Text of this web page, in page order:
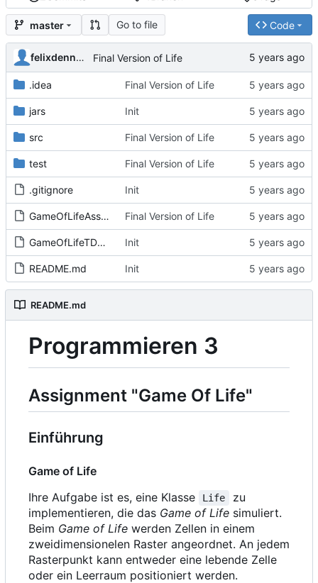
master Go to file Code
felixdennerlein Final Version of Life
.idea Final Version of Life
jars Init
src Final Version of Life
test Final Version of Life
.gitignore Init
GameOfLifeAssignment.iml Final Version of Life
GameOfLifeTDD.iml Init
README.md Init
README.md
Programmieren 3
Assignment "Game Of Life"
Einführung
Game of Life
Ihre Aufgabe ist es, eine Klasse
Life
zu
implementieren, die das Game of Life simuliert.
Beim Game of Life werden Zellen in einem
zweidimensionelen Raster angeordnet. An jedem
Rasterpunkt kann entweder eine lebende Zelle
oder ein Leerraum positioniert werden.